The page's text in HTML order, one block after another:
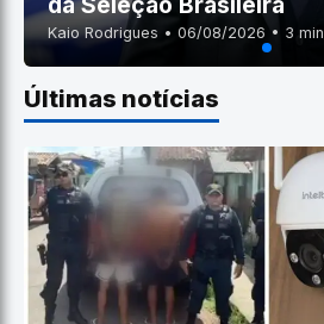
Kaio Rodrigues • 06/08/2026 • 3 min
Últimas notícias